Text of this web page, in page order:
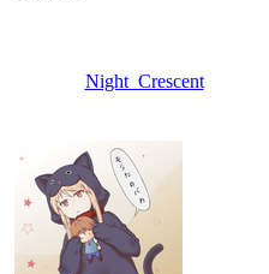
Night_Crescent